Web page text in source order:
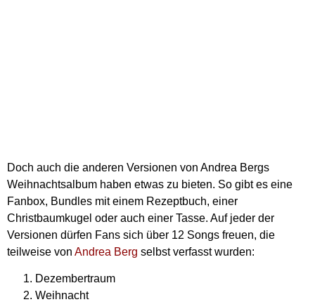
Doch auch die anderen Versionen von Andrea Bergs
Weihnachtsalbum haben etwas zu bieten. So gibt es eine
Fanbox, Bundles mit einem Rezeptbuch, einer
Christbaumkugel oder auch einer Tasse. Auf jeder der
Versionen dürfen Fans sich über 12 Songs freuen, die
teilweise von Andrea Berg selbst verfasst wurden:
Dezembertraum
Weihnacht